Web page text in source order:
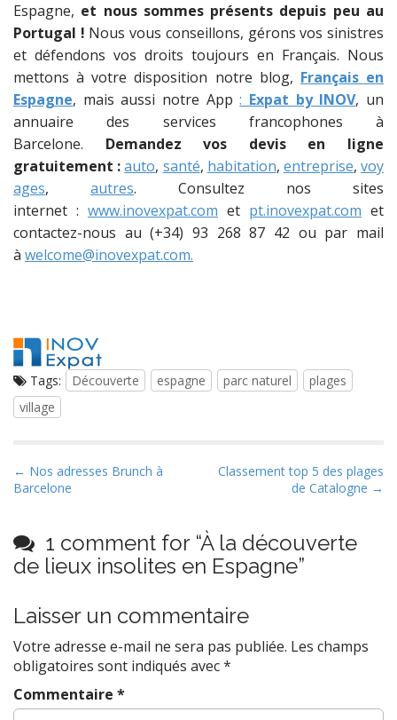
Espagne, et nous sommes présents depuis peu au
Portugal ! Nous vous conseillons, gérons vos sinistres
et défendons vos droits toujours en Français. Nous
mettons à votre disposition notre blog, Français en
Espagne, mais aussi notre App: Expat by INOV, un
annuaire des services francophones à
Barcelone. Demandez vos devis en ligne
gratuitement :auto, santé, habitation, entreprise,voy
ages, autres. Consultez nos sites
internet : www.inovexpat.com et pt.inovexpat.com et
contactez-nous au (+34) 93 268 87 42 ou par mail
à welcome@inovexpat.com.
Tags: Découverte espagne parc naturel
plages
village
P
o
t
n
v
i
g
t
← Nos adresses Brunch à
Barcelone
Classement top 5 des plages
de Catalogne →
1 comment for “À la découverte
de lieux insolites en Espagne”
Laisser un commentaire
Votre adresse e-mail ne sera pas publiée. Les champs
obligatoires sont indiqués avec*
Commentaire *